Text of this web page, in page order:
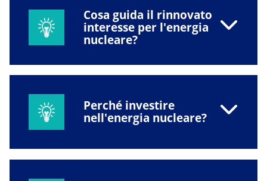
Cosa guida il rinnovato
interesse per l'energia
nucleare?
Perché investire
nell'energia nucleare?